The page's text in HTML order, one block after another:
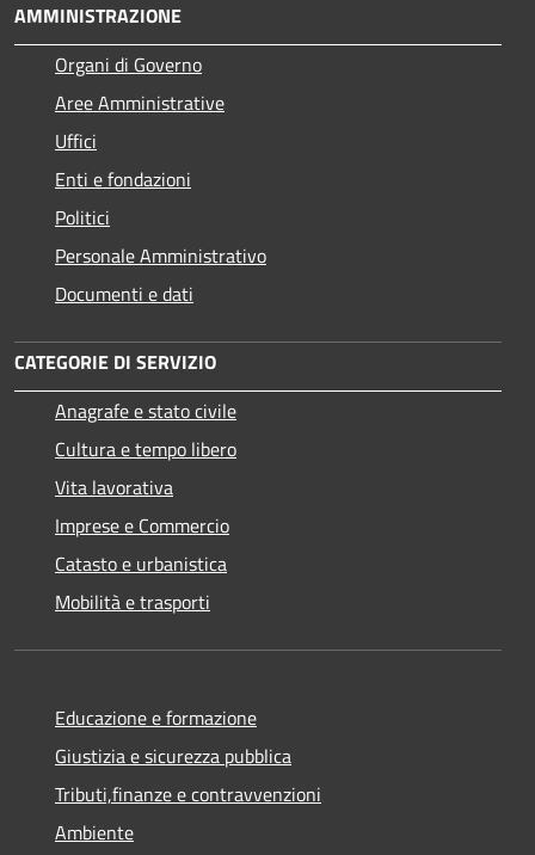
AMMINISTRAZIONE
Organi di Governo
Aree Amministrative
Uffici
Enti e fondazioni
Politici
Personale Amministrativo
Documenti e dati
CATEGORIE DI SERVIZIO
Anagrafe e stato civile
Cultura e tempo libero
Vita lavorativa
Imprese e Commercio
Catasto e urbanistica
Mobilità e trasporti
Educazione e formazione
Giustizia e sicurezza pubblica
Tributi,finanze e contravvenzioni
Ambiente